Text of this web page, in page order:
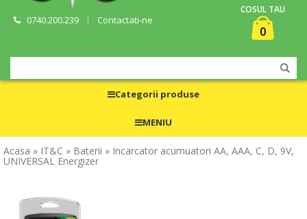
0740.200.239 Contactati-ne
COSUL TAU
0
Categorii produse
MENIU
Acasa » IT&C » Baterii » Incarcator acumuatori AA, AAA, C, D, 9V,
UNIVERSAL Energizer